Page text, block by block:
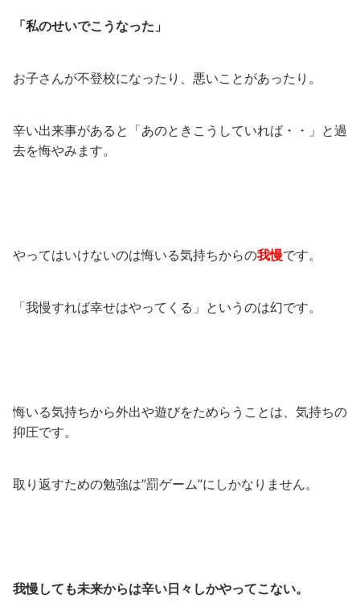
「私のせいでこうなった」
お子さんが不登校になったり、悪いことがあったり。
辛い出来事があると「あのときこうしていれば・・」と過
去を悔やみます。
やってはいけないのは悔いる気持ちからの我慢です。
「我慢すれば幸せはやってくる」というのは幻です。
悔いる気持ちから外出や遊びをためらうことは、気持ちの
抑圧です。
取り返すための勉強は”罰ゲーム”にしかなりません。
我慢しても未来からは辛い日々しかやってこない。